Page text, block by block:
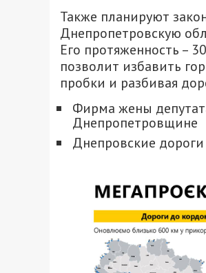
Также планируют
Днепропетровскую
Его протяженность –
позволит избавить
пробки и разбивая
Фирма жены
Днепропетровщине
Днепровские